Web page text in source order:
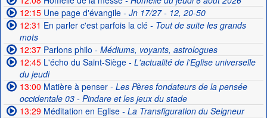
12:15Une page d'évangile- Jn 17/27 - 12, 20-50
12:31 En parler c'est parfois la clé- Tout de suite les grands
mots
12:37Parlons philo - Médiums, voyants, astrologues
12:45L'écho du Saint-Siège- L'actualité de l'Eglise universelle
du jeudi
13:00 Matière à penser- Les Pères fondateurs de la pensée
occidentale 03 - Pindare et les jeux du stade
13:29Méditation en Eglise- La Transfiguration du Seigneur